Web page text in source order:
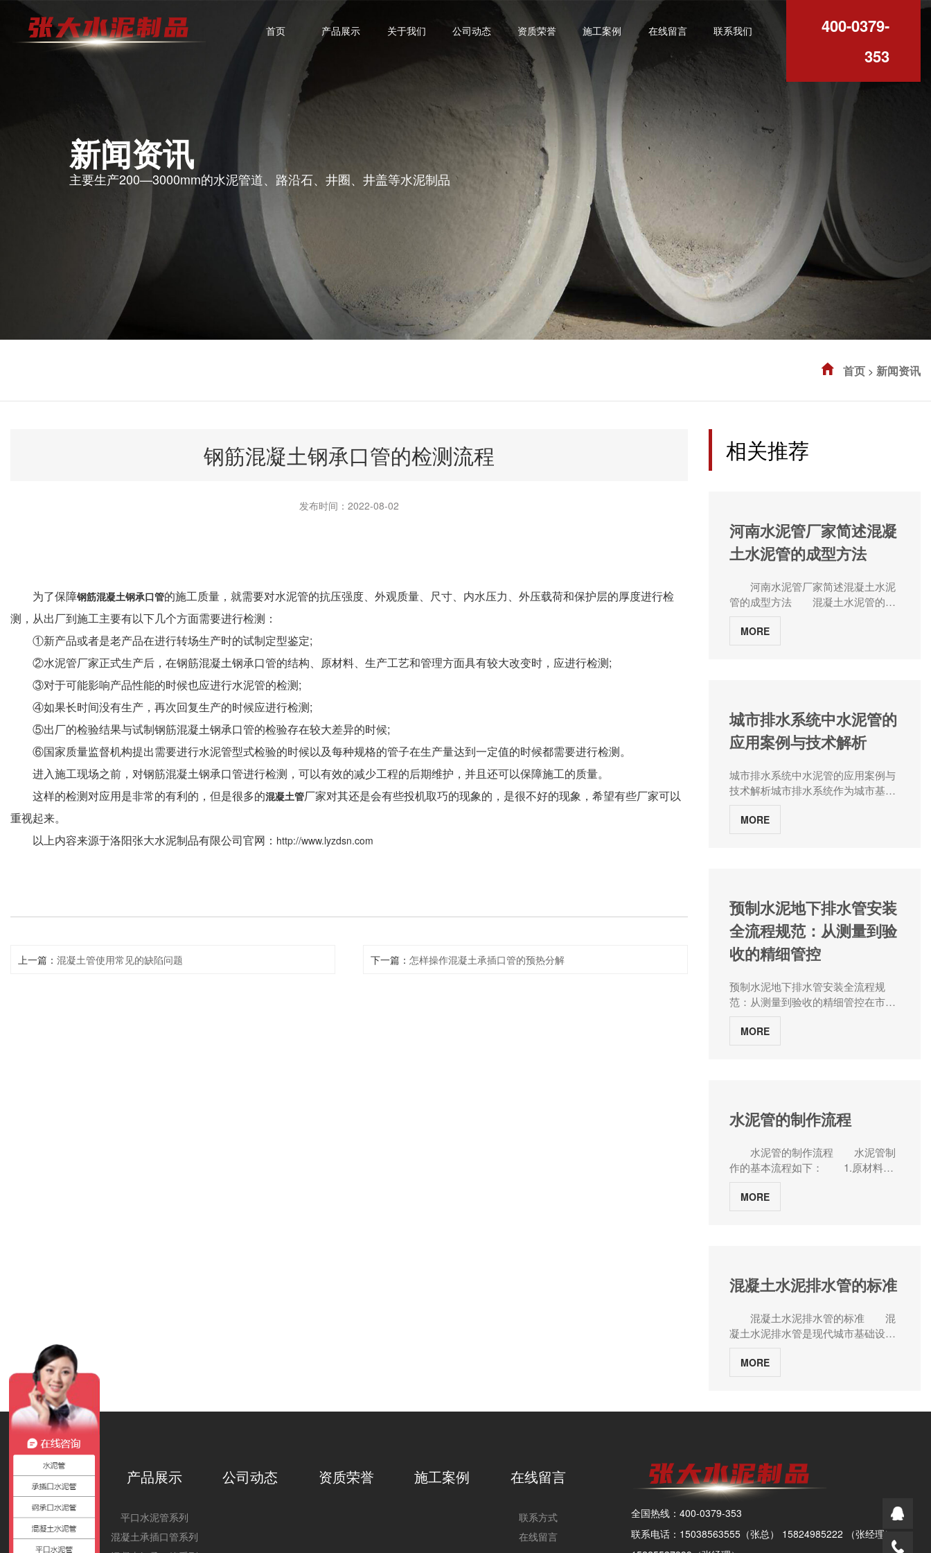
首页 产品展示 关于我们 公司动态 资质荣誉 施工案例 在线留言 联系我们
400-0379-
353
新闻资讯
主要生产200—3000mm的水泥管道、路沿石、井圈、井盖等水泥制品
首页 > 新闻资讯
钢筋混凝土钢承口管的检测流程
发布时间：2022-08-02
为了保障钢筋混凝土钢承口管的施工质量，就需要对水泥管的抗压强度、外观质量、尺寸、内水压力、外压载荷和保护层的厚度进行检
测，从出厂到施工主要有以下几个方面需要进行检测：
①新产品或者是老产品在进行转场生产时的试制定型鉴定;
②水泥管厂家正式生产后，在钢筋混凝土钢承口管的结构、原材料、生产工艺和管理方面具有较大改变时，应进行检测;
③对于可能影响产品性能的时候也应进行水泥管的检测;
④如果长时间没有生产，再次回复生产的时候应进行检测;
⑤出厂的检验结果与试制钢筋混凝土钢承口管的检验存在较大差异的时候;
⑥国家质量监督机构提出需要进行水泥管型式检验的时候以及每种规格的管子在生产量达到一定值的时候都需要进行检测。
进入施工现场之前，对钢筋混凝土钢承口管进行检测，可以有效的减少工程的后期维护，并且还可以保障施工的质量。
这样的检测对应用是非常的有利的，但是很多的混凝土管厂家对其还是会有些投机取巧的现象的，是很不好的现象，希望有些厂家可以
重视起来。
以上内容来源于洛阳张大水泥制品有限公司官网： http://www.lyzdsn.com
上一篇： 混凝土管使用常见的缺陷问题 下一篇： 怎样操作混凝土承插口管的预热分解
相关推荐
河南水泥管厂家简述混凝
土水泥管的成型方法
河南水泥管厂家简述混凝土水泥
管的成型方法 混凝土水泥管的成
型方法主要有以下两种常见的方
式： 1.旋压成型法：该方法通常
适用于直径较大的混凝土水泥管，一
寸。 b.将混凝土料倒入模具，并
使用旋转压实机进行振捣和震动，以
确保混凝土密实均匀。 c.同时，
模具会进行旋转运动，使混凝土呈现
出圆筒形状。 d.待混凝土充分凝
固后，即可拆除模具，得到成型的混
凝土水泥管。 2.管芯抽拉法：这
种方法适用于较小直径的混凝土水泥
管，一般在100毫米到300毫米之间。
并在模具内进行振捣和震动，以使混
凝土均匀密实。 c.待混凝土开始
凝固后，使用起重设备或其他工具将
管芯缓慢抽离出模具，同时保持水泥
凝固，终可拆除模具，得到成型的混
凝土水泥管。 无论采用哪种成型
方法，关键是确保混凝土在成型过程
中充分振实和凝固，以获得结构强度
和耐久性。此外，根据不同的需求，
MORE
城市排水系统中水泥管的
应用案例与技术解析
城市排水系统中水泥管的应用案例与
技术解析城市排水系统作为城市基础
设施的重要组成部分，承担着雨水、
生活污水及工业废水等废水的收集、
输送和处理任务。其中，水泥管作为
着不可替代的作用。水泥管厂家河南
张大水泥制品将通过具体的应用案
例，解析水泥管在城市排水系统中的
技术特点与应用优势。一、水泥管在
城市排水系统中的基本作用水泥管在
生活污水输送的任务。其较大的管径
和良好的密封性，确保了大量的水流
能够顺畅通过，避免了城市内涝的发
生。特别是在暴雨天气下，水泥管能
够迅速将雨水导入河道或污水处理
本和排水不畅带来的风险。二、应用
案例分析某城市暴雨应对排水工程在
气，市政府决定对排水系统进行升级
改造。该工程采用了大量的水泥管作
为排水管道，这些水泥管具有优良的
耐腐蚀性和抗压性能，能够承受地下
溉系统中的水泥管应用除了在城市排
水系统中的应用，水泥管在农田灌溉
农田灌溉项目中，水泥管被用作输水
管道，将水源效率高的输送到农田，
坚固性和耐久性使得其能够在恶劣的
的水泥排污井管在城市污水处理系统
水，并进行初步处理。在某城市的污
水处理项目中，采用了圆形水泥排污
井管，这些管道具有良好的密封性和
抗腐蚀性，能够确保污水在输送过程
中的稳定性和安全性。通过污水进出
口连接到污水处理工厂，这些水泥排
MORE
预制水泥地下排水管安装
全流程规范：从测量到验
收的精细管控
预制水泥地下排水管安装全流程规
范：从测量到验收的精细管控在市政
排水系统建设中，预制水泥排水管因
其抗压强度高、耐久性强、施工便捷
等特性，成为分流雨水与污水的核心
安装、接口处理到验收标准，系统梳
理预制水泥排水管安装的关键技术规
准备：精准测量与基底处理1. 测量放
线与高程控制施工前需依据设计图纸
建立中线控制点，包括起点、终点、
平面折点及纵向折点，并在沟槽外设
置方向控制桩。采用全站仪放出管
高前10厘米时，预留基底土层，由人
工清槽并修整槽底，确保基底平整、
底需分层夯实至压实度≥90%，若遇
软弱土层（如淤泥、腐殖土），需采
用砂砾石换填处理，换填深度根据触
探试验结果确定，宽度为基础宽度加
法或灌砂法检测压实度。基底承载力
运管节需具备质量合格证明文件，管
径允许偏差±5毫米，长度允许偏差
禁钢丝绳直接套管起吊，防止管节滚
动碰撞。吊装过程需平稳，避免碰撞
MORE
水泥管的制作流程
水泥管的制作流程 水泥管制
作的基本流程如下： 1.原材料准
备：水泥、沙子、石子等原材料被混
合在一起，与适量的清水拌和成混凝
土状。 2.制模：根据所需管径和
固化和养护：将已经浇注好混凝土的
化和养护，一般需要约28天。 5.
脱模：固化完成后，拆掉模具，取出
混凝土管道。 6.修整：修整混凝
土管道。修整工具可包括铲子、锤
子、磨头等。 7.清洗：对修整好
质。 8.检测：进行水泥管的强
项： 1.在制作混凝土时，应按照
比例确保原材料的正确搭配，并注意
整，以保证混凝土管道表面光滑、无
毛刺并符合要求的尺寸。 3.在混
凝土未完全固化之前，模具不能拆
MORE
混凝土水泥排水管的标准
混凝土水泥排水管的标准 混
凝土水泥排水管是现代城市基础设施
建设中的重要组成部分，其质量和标
准直接关系到城市排水系统的正常运
行和城市的防洪能力。水泥管厂家河
泥排水管的标准，包括材料要求、设
材料是混凝土和水泥。为了确保排水
管的强度和耐久性，需要选择高质量
的水泥和混凝土。同时，还需要对原
材料进行严格的质量控制，确保其符
合相关标准和规范。 二、设计要
求 混凝土水泥排水管的设计需要
MORE
关于我们
公司简介
产品展示
平口水泥管系列
混凝土承插口管系列
公司动态 资质荣誉 施工案例 在线留言
联系方式
在线留言
全国热线：400-0379-353
联系电话：15038563555（张总） 15824985222 （张经理）